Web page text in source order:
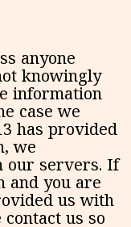
anyone
knowingly
information
case we
has provided
we
our servers. If
and you are
us with
us so